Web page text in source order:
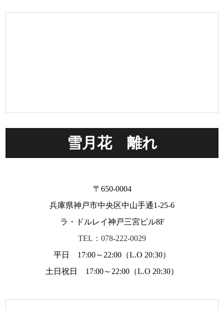
雪月花 離れ
〒650-0004
兵庫県神戸市中央区中山手通1-25-6
ラ・ドルレイ神戸三宮ビル8F
TEL：078-222-0029
平日 17:00～22:00（L.O 20:30）
土日祝日 17:00～22:00（L.O 20:30）